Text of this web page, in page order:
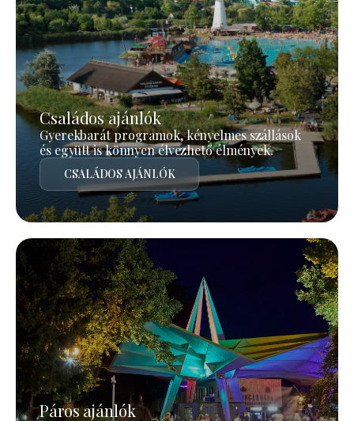
Családos ajánlók
Gyerekbarát programok, kényelmes szállások
és együtt is könnyen élvezhető élmények.
CSALÁDOS AJÁNLÓK
Páros ajánlók